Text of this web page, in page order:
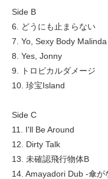
Side B
6. どうにも止まらない
7. Yo, Sexy Body Malinda
8. Yes, Jonny
9. トロピカルダメージ
10. 珍宝Island
Side C
11. I'll Be Around
12. Dirty Talk
13. 未確認飛行物体B
14. Amayadori Dub -傘が